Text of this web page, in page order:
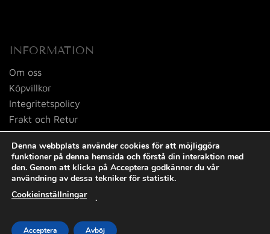
INFORMATION
Om oss
Köpvillkor
Integritetspolicy
Frakt och Retur
Kontakta oss
Denna webbplats använder cookies för att möjliggöra
funktioner på denna hemsida och förstå din interaktion med
den. Genom att klicka på Acceptera godkänner du vår
användning av dessa tekniker för statistik.
Cookieinställningar
.
Acceptera Avböj